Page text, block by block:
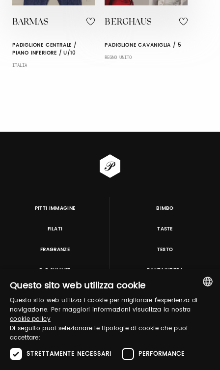
BARMAS
PADIGLIONE CENTRALE /
PIANO INFERIORE / U/10
ITALIA
BERGHAUS
PADIGLIONE CAVANIGLIA / 5
REGNO UNITO
PITTI IMMAGINE BIMBO
FILATI TASTE
FRAGRANZE TESTO
E-P SUMMIT DANZAINFIERA
TUTORING & CONSULTING
ITALIAN
Questo sito web utilizza cookie
Questo sito web utilizza i cookie per migliorare l'esperienza di
navigazione. Per maggiori informazioni visualizza la nostra
cookie policy
Di seguito puoi selezionare le tipologie di cookie che puoi
accettare:
STRETTAMENTE NECESSARI
PERFORMANCE